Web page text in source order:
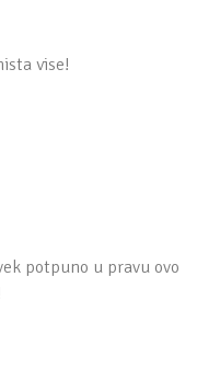
vise!
potpuno u pravu ovo